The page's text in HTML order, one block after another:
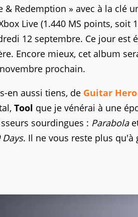
& Redemption » avec à la clé
Live (1.440 MS points,
12 septembre. Ce jour
Encore mieux, cet album
prochain.
en aussi tiens, de Guitar
Tool que je vénérai à une
sourdingues : Parabola
Days. Il ne vous reste plus